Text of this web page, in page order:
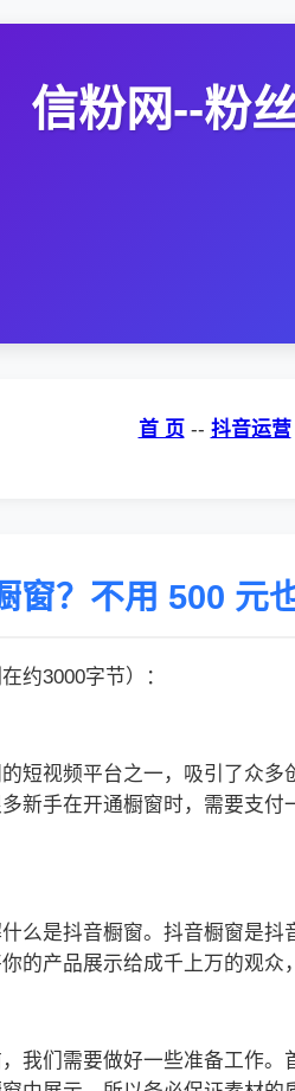
信粉网--粉
首 页 -- 抖音运营
窗？不用 500 元
约3000字节）：
短视频平台之一，吸引了众
新手在开通橱窗时，需要支
么是抖音橱窗。抖音橱窗是
的产品展示给成千上万的观众
我们需要做好一些准备工作